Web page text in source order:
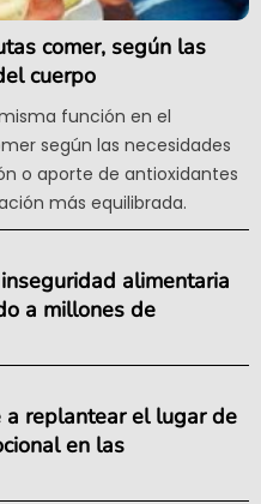
comer, según las
cuerpo
función en el
según las necesidades
o aporte de antioxidantes
más equilibrada.
alimentaria
a millones de
a replantear el lugar de
en las